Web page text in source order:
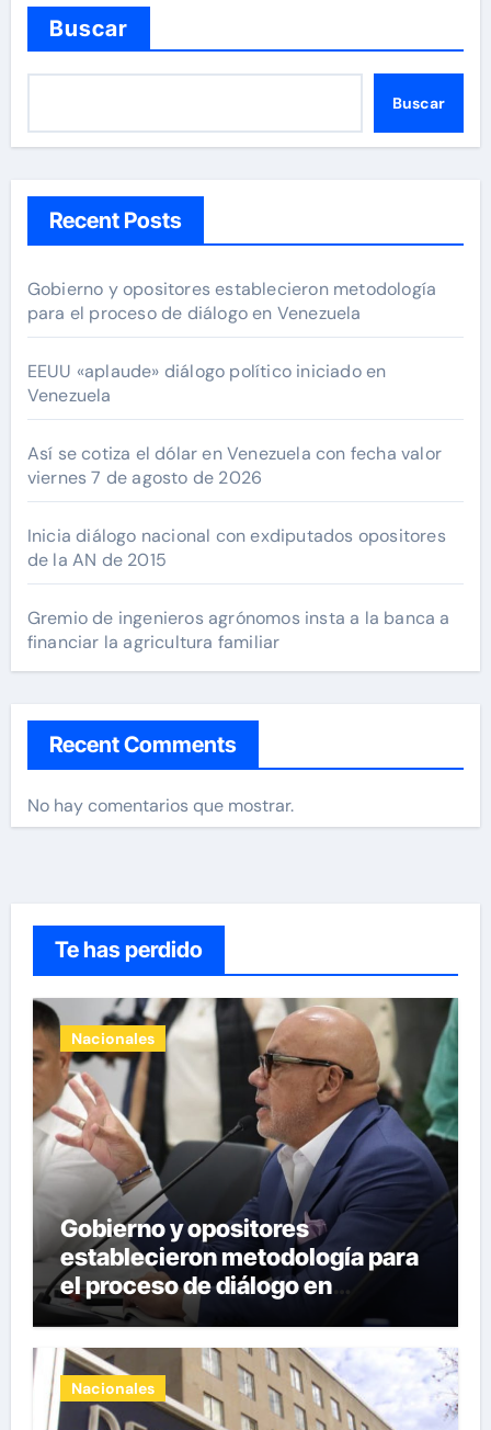
Buscar
Buscar
Recent Posts
Gobierno y opositores establecieron metodología
para el proceso de diálogo en Venezuela
EEUU «aplaude» diálogo político iniciado en
Venezuela
Así se cotiza el dólar en Venezuela con fecha valor
viernes 7 de agosto de 2026
Inicia diálogo nacional con exdiputados opositores
de la AN de 2015
Gremio de ingenieros agrónomos insta a la banca a
financiar la agricultura familiar
Recent Comments
No hay comentarios que mostrar.
Te has perdido
Nacionales
Gobierno y opositores
establecieron metodología para
el proceso de diálogo en
Venezuela
Nacionales